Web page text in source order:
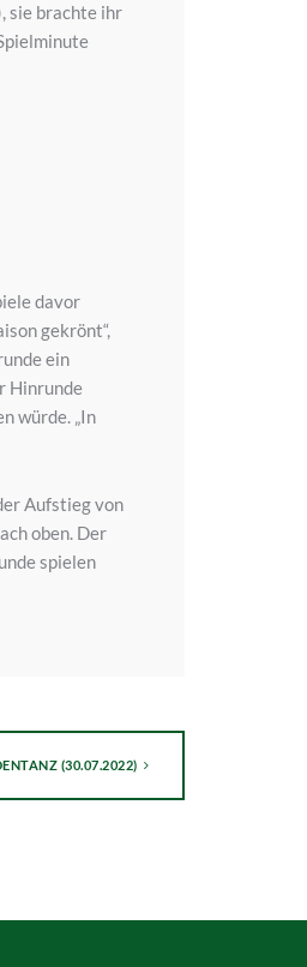
sie brachte ihr
davor
gekrönt“,
ein
Hinrunde
würde. „In
Aufstieg von
oben. Der
spielen
(30.07.2022)